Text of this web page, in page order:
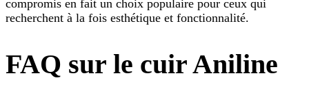
compromis en fait un choix populaire pour ceux qui
recherchent à la fois esthétique et fonctionnalité.
FAQ sur le cuir Aniline